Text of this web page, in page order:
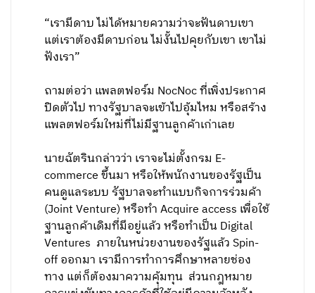
“เรามีดาบ ไม่ได้หมายความว่าจะฟันดาบเขา
แต่เราต้องมีดาบก่อน ไม่งั้นไปคุยกับเขา เขาไม่
ฟังเรา”
ถามต่อว่า แพลตฟอร์ม NocNoc ที่เพิ่งประกาศ
ปิดตัวไป ทางรัฐบาลจะเข้าไปอุ้มไหม หรือสร้าง
แพลตฟอร์มใหม่ที่ไม่มีฐานลูกค้าเก่าเลย
นายฉัตรินกล่าวว่า เราจะไม่ตั้งกรม E-
commerce ขึ้นมา หรือให้พนักงานของรัฐเป็น
คนดูแลระบบ รัฐบาลจะทำแบบกิจการร่วมค้า
(Joint Venture) หรือทำ Acquire access เพื่อใช้
ฐานลูกค้าเดิมที่มีอยู่แล้ว หรือทำเป็น Digital
Ventures ภายในหน่วยงานของรัฐแล้ว Spin-
off ออกมา เรามีการทำการศึกษาหลายช่อง
ทาง แต่ก็ต้องมาความคุ้มทุน ส่วนกฎหมาย